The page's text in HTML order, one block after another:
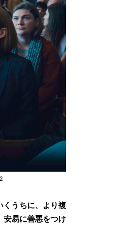
くうちに、より複
安易に善悪をつけ